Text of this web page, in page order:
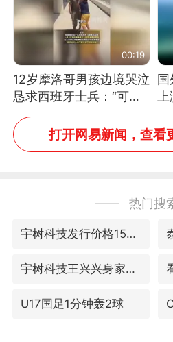
00:19
12岁摩洛哥男孩边境哭泣
恳求西班牙士兵：“可不
可以不要把我遣返回国”
国
铁
打开网易新闻，查看
热门搜
宇树科技发行价格150.80元/股
宇树科技王兴兴身家有望超200亿元
U17国足1分钟轰2球